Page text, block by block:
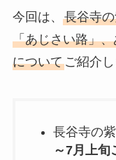
今回は、 長谷寺
「あじさい路」
についてご紹介し
長谷寺の
～7月上旬